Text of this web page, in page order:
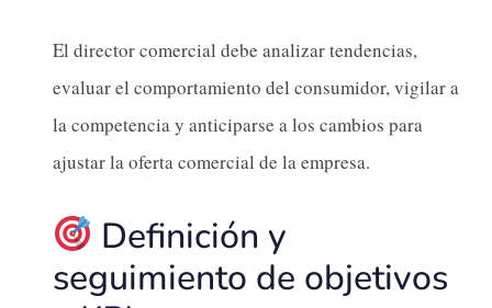
El director comercial debe analizar tendencias,
evaluar el comportamiento del consumidor, vigilar a
la competencia y anticiparse a los cambios para
ajustar la oferta comercial de la empresa.
Definición y
seguimiento de objetivos